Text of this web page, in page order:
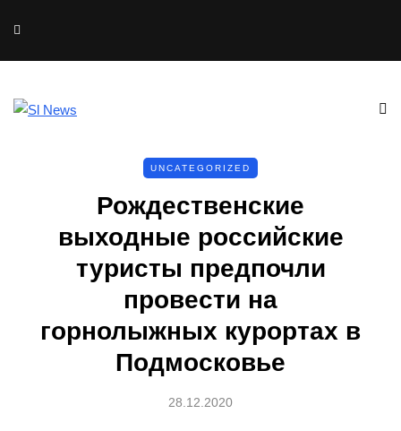
UNCATEGORIZED
Рождественские
выходные российские
туристы предпочли
провести на
горнолыжных курортах в
Подмосковье
28.12.2020